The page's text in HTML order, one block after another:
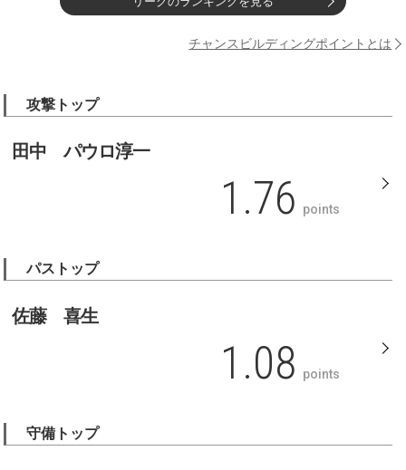
チャンスビルディングポイントとは
攻撃トップ
田中 パウロ淳一
1.76 points
パストップ
佐藤 喜生
1.08 points
守備トップ